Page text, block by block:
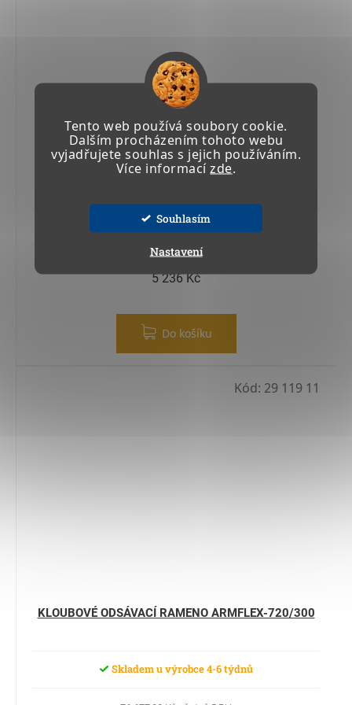
Tento web používá soubory cookie.
Dalším procházením tohoto webu
vyjadřujete souhlas s jejich používáním.
Více informací zde.
Souhlasím
Nastavení
VZDUCHOVÝ FILTR PRO PŘENOSNOU JEDNOTKU
Skladem u výrobce 4-6 týdnů
5 236 Kč
Do košíku
KLOUBOVÉ ODSÁVACÍ RAMENO ARMFLEX-720/300
Skladem u výrobce 4-6 týdnů
Kód: 29 119 11